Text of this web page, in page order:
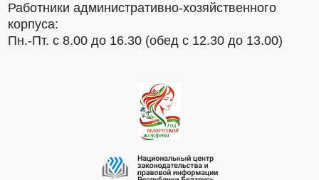
Работники административно-хозяйственного
корпуса:
Пн.-Пт. с 8.00 до 16.30 (обед с 12.30 до 13.00)